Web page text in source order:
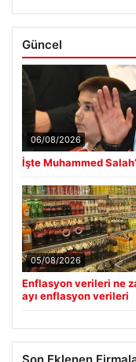
Güncel
06/08/2026
İşte Muhammed
05/08/2026
Enflasyon verileri ne
ayı enflasyon verileri